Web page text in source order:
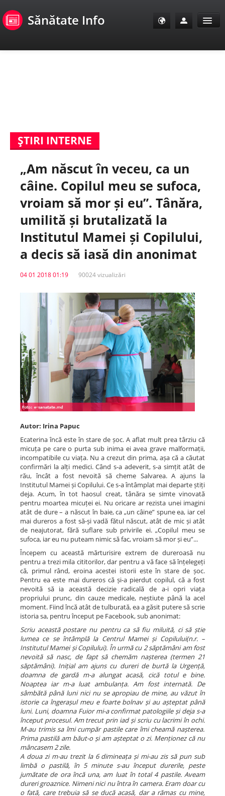
Sănătate Info
E-Sănătate Pacienți
E-Sănătate Medici
E-Sănătate Instituții
Tuberculoza Info
Spitale.MD
Centrul PAS
Școala E-Sănătate
SanoTeca
ŞTIRI INTERNE
„Am născut în veceu, ca un
câine. Copilul meu se sufoca,
vroiam să mor și eu”. Tânăra,
umilită și brutalizată la
Institutul Mamei și Copilului,
a decis să iasă din anonimat
04 01 2018 01:19 90024 vizualizări
Autor: Irina Papuc
Ecaterina încă este în stare de șoc. A aflat mult prea târziu că
micuța pe care o purta sub inima ei avea grave malformații,
incompatibile cu viața. Nu a crezut din prima, așa că a căutat
confirmări la alți medici. Când s-a adeverit, s-a simțit atât de
rău, încât a fost nevoită să cheme Salvarea. A ajuns la
Institutul Mamei și Copilului. Ce s-a întâmplat mai departe știți
deja. Acum, în tot haosul creat, tânăra se simte vinovată
pentru moartea micuței ei. Nu oricare ar rezista unei imagini
atât de dure – a născut în baie, ca „un câine” spune ea, iar cel
mai dureros a fost să-și vadă fătul născut, atât de mic și atât
de neajutorat, fără suflare sub privirile ei. „Copilul meu se
sufoca, iar eu nu puteam nimic să fac, vroiam să mor și eu”...
Începem cu această mărturisire extrem de dureroasă nu
pentru a trezi mila cititorilor, dar pentru a vă face să înțelegeți
că, primul rând, eroina acestei istorii este în stare de șoc.
Pentru ea este mai dureros că și-a pierdut copilul, că a fost
nevoită să ia această decizie radicală de a-i opri viața
propriului prunc, din cauze medicale, neștiute până la acel
moment. Fiind încă atât de tulburată, ea a găsit putere să scrie
istoria sa, pentru început pe Facebook, sub anonimat:
Scriu această postare nu pentru ca să fiu miluită, ci să știe
lumea ce se întâmplă la Centrul Mamei și Copilului(n.r. –
Institutul Mamei și Copilului). În urmă cu 2 săptămâni am fost
nevoită să nasc, de fapt să chemăm nașterea (termen 21
săptămâni). Inițial am ajuns cu dureri de burtă la Urgență,
doamna de gardă m-a alungat acasă, cică totul e bine.
Noaptea iar m-a luat ambulanța. Am fost internată. De
sâmbătă până luni nici nu se apropiau de mine, au văzut în
istorie ca îngerașul meu e foarte bolnav și au așteptat până
luni. Luni, doamna Fuior mi-a confirmat patologiile și deja s-a
început procesul. Am trecut prin iad și scriu cu lacrimi în ochi.
M-au trimis sa îmi cumpăr pastile care îmi cheamă nașterea.
Prima pastilă am băut-o și am așteptat o zi. Menționez că nu
mâncasem 2 zile.
A doua zi m-au trezit la 6 dimineața și mi-au zis să pun sub
limbă o pastilă, în 5 minute s-au început durerile, peste
jumătate de ora încă una, am luat în total 4 pastile. Aveam
dureri groaznice. Nimeni nici nu întra în camera. Eram doar cu
o fată, care trebuia să se ducă acasă, dar a rămas cu mine,